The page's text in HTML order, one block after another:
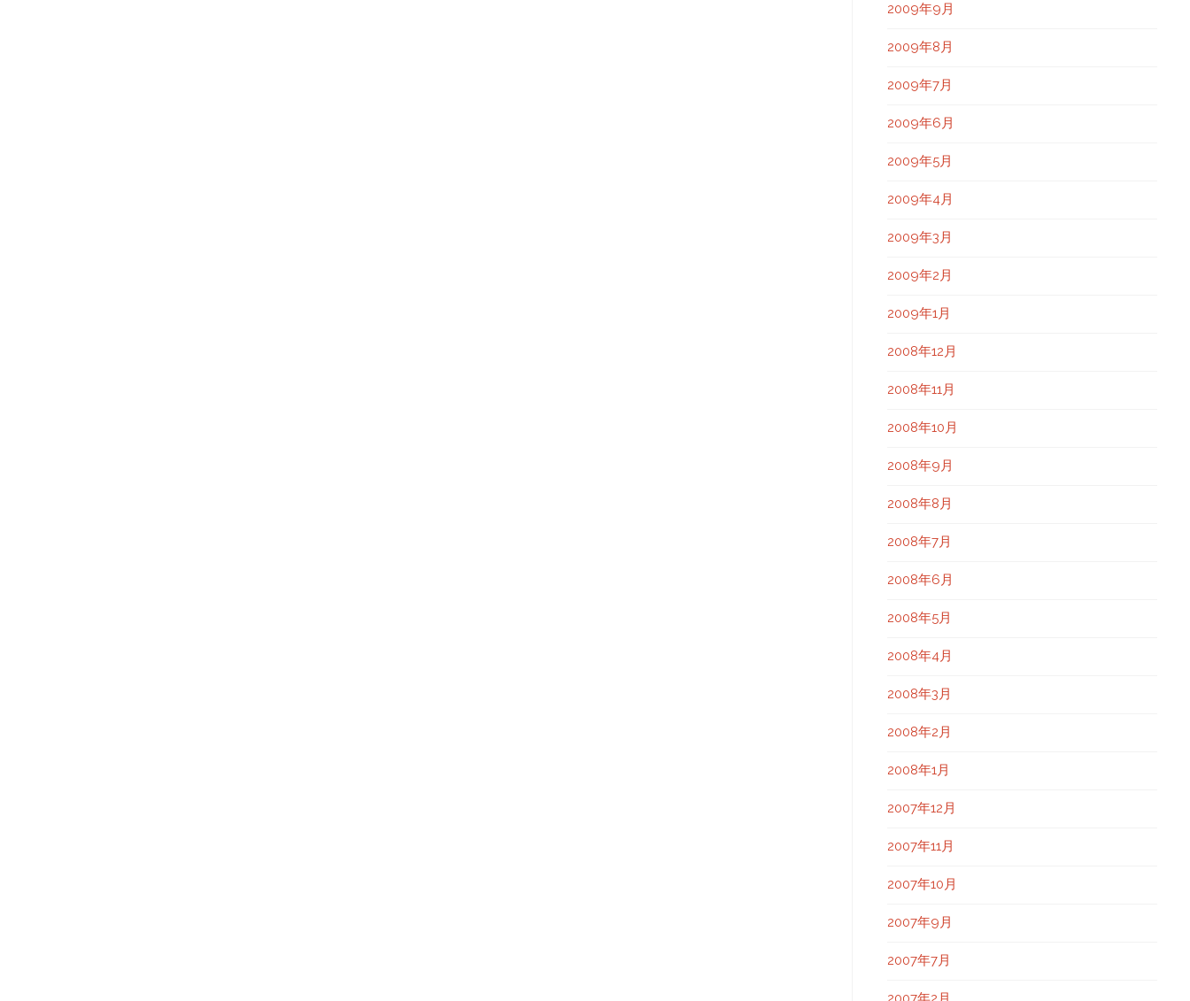
2009年9月
2009年8月
2009年7月
2009年6月
2009年5月
2009年4月
2009年3月
2009年2月
2009年1月
2008年12月
2008年11月
2008年10月
2008年9月
2008年8月
2008年7月
2008年6月
2008年5月
2008年4月
2008年3月
2008年2月
2008年1月
2007年12月
2007年11月
2007年10月
2007年9月
2007年7月